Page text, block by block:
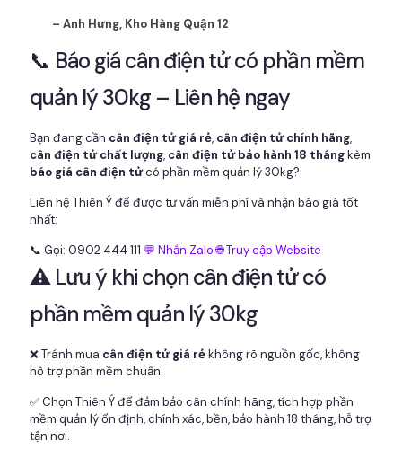
– Anh Hưng, Kho Hàng Quận 12
📞 Báo giá cân điện tử có phần mềm
quản lý 30kg – Liên hệ ngay
Bạn đang cần cân điện tử giá rẻ, cân điện tử chính hãng,
cân điện tử chất lượng, cân điện tử bảo hành 18 thángkèm
báo giá cân điện tửcó phần mềm quản lý 30kg?
Liên hệ Thiên Ý để được tư vấn miễn phí và nhận báo giá tốt
nhất:
📞 Gọi: 0902 444 111 💬 Nhắn Zalo 🌐 Truy cập Website
⚠️ Lưu ý khi chọn cân điện tử có
phần mềm quản lý 30kg
❌ Tránh mua cân điện tử giá rẻkhông rõ nguồn gốc, không
hỗ trợ phần mềm chuẩn.
✅ Chọn Thiên Ý để đảm bảo cân chính hãng, tích hợp phần
mềm quản lý ổn định, chính xác, bền, bảo hành 18 tháng, hỗ trợ
tận nơi.